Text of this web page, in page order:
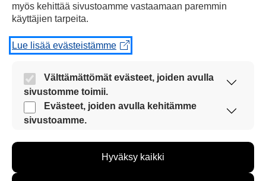
Kommentoi
Voit kirjoittaa mielipiteesi
uutisesta
kommenttilaatikkoon.
Sinun pitää kirjoittaa myös
myös kehittää sivustoamme vastaamaan paremmin
käyttäjien tarpeita.
Lue lisää evästeistämme
Välttämättömät evästeet, joiden avulla
sivustomme toimii.
Nämä evästeet ovat aina käytössä, jotta
sivustoamme voi käyttää sujuvasti ja turvallisesti.
Evästeet, joiden avulla kehitämme
sivustoamme.
kehittää sivustoamme vastaamaan paremmin
Hyväksy kaikki